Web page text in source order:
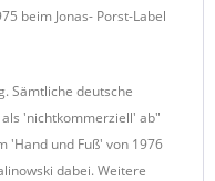
beim Jonas- Porst-Label
Sämtliche deutsche
'nichtkommerziell' ab"
'Hand und Fuß' von 1976
dabei. Weitere